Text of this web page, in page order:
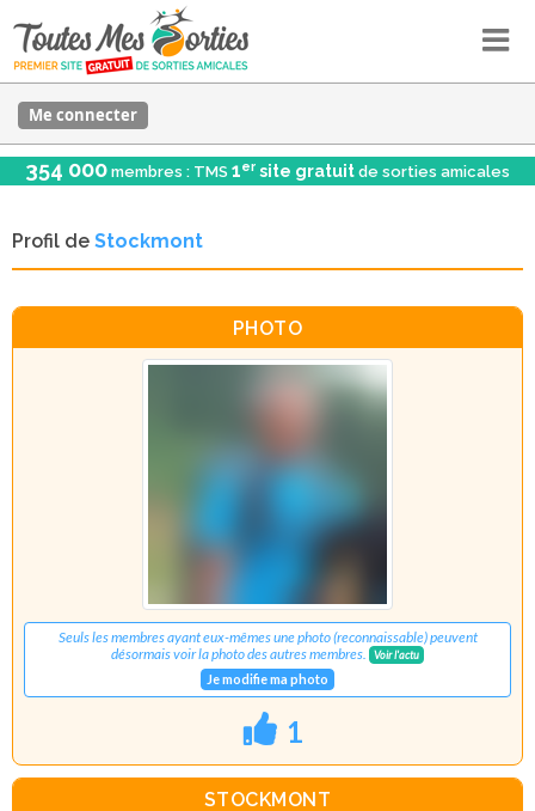
Me connecter
354 000 membres : TMS 1er site gratuit de sorties amicales
Profil de Stockmont
PHOTO
Seuls les membres ayant eux-mêmes une photo (reconnaissable) peuvent
désormais voir la photo des autres membres.
Voir l'actu
Je modifie ma photo
1
STOCKMONT